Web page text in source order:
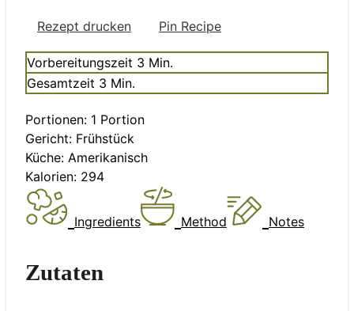
Rezept drucken Pin Recipe
Vorbereitungszeit 3 Minuten
Min.
Gesamtzeit 3 Minuten
Min.
Portionen: 1 Portion
Gericht: Frühstück
Küche: Amerikanisch
Kalorien: 294
Ingredients Method Notes
Zutaten